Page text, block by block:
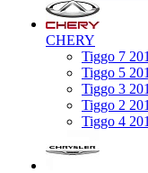
CHERY
Tiggo 7
Tiggo 5
Tiggo 3
Tiggo 2
Tiggo 4